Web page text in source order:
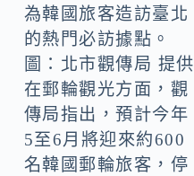
為韓國旅客造訪臺北
的熱門必訪據點。
圖：北市觀傳局 提供
在郵輪觀光方面，觀
傳局指出，預計今年
5至6月將迎來約600
名韓國郵輪旅客，停